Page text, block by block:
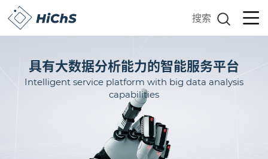
搜索
具有大数据分析能力的智能服务平台
Intelligent service platform with big data analysis
capabilities